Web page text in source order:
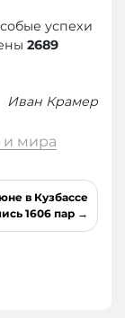
успехи
2689
Иван Крамер
и мира
в Кузбассе
1606 пар